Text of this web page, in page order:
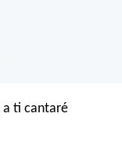
a ti cantaré